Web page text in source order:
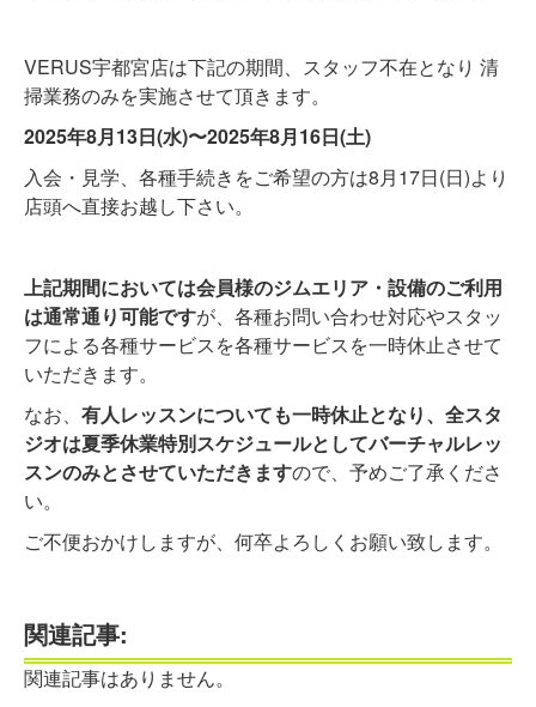
VERUS宇都宮店は下記の期間、スタッフ不在となり 清
掃業務のみを実施させて頂きます。
2025年8月13日(水)〜2025年8月16日(土)
入会・見学、各種手続きをご希望の方は8月17日(日)より
店頭へ直接お越し下さい。
上記期間においては会員様のジムエリア・設備のご利用
は通常通り可能ですが、各種お問い合わせ対応やスタッ
フによる各種サービスを各種サービスを一時休止させて
いただきます。
なお、 有人レッスンについても一時休止となり、全スタ
ジオは夏季休業特別スケジュールとしてバーチャルレッ
スンのみとさせていただきますので、予めご了承くださ
い。
ご不便おかけしますが、何卒よろしくお願い致します。
関連記事:
関連記事はありません。